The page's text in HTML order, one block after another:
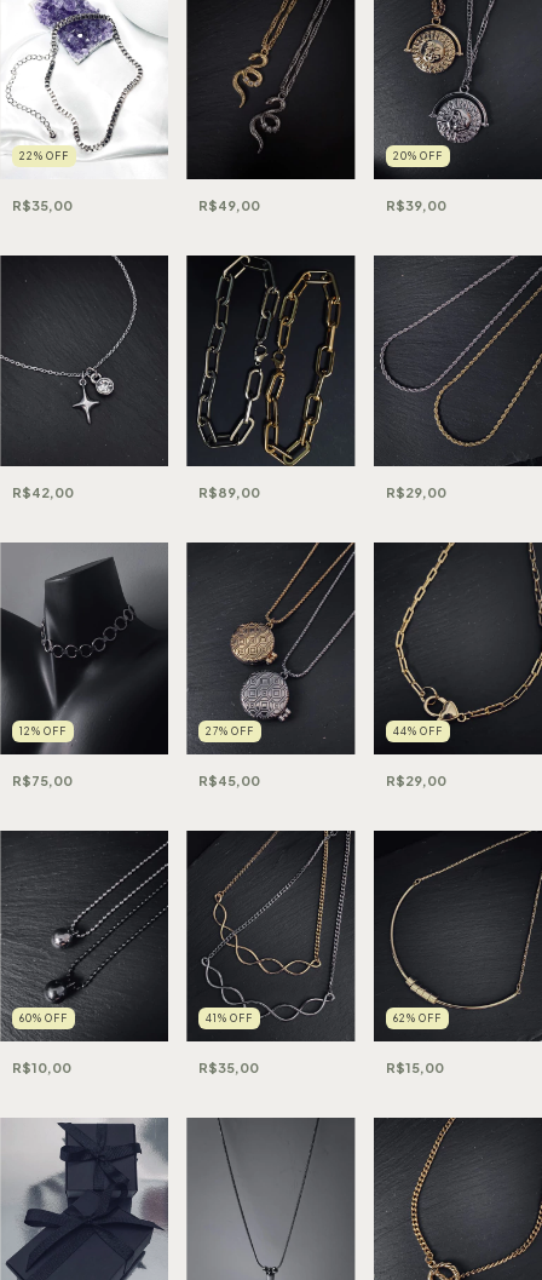
22 % OFF
R$35,00 R$49,00
20% OFF
R$39,00
R$42,00 R$89,00 R$29,00
12 % OFF
R$75,00
27%OFF
R$45,00
44% OFF
R$29,00
60% OFF
R$10,00
41%OFF
R$35,00
62 % OFF
R$15,00